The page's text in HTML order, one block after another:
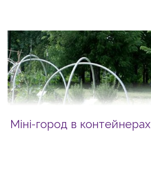
Міні-город в контейнерах